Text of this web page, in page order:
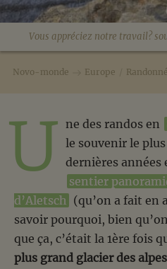
Vous appréciez notre travail?
Novo-monde Europe
U ne des randos en
le souvenir le
dernières années
sentier
d’Aletsch (qu’on a fait en
savoir pourquoi, bien
que ça, c’était la 1ère fois
plus grand glacier des alpes